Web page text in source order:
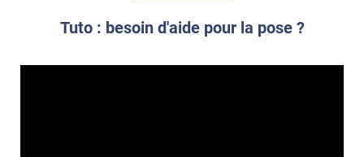
Tuto : besoin d'aide pour la pose ?